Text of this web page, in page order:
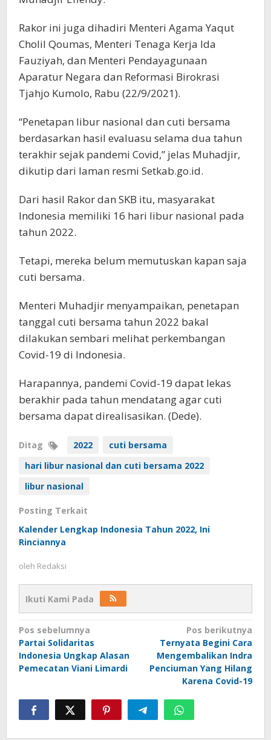
Rakor ini juga dihadiri Menteri Agama Yaqut
Cholil Qoumas, Menteri Tenaga Kerja Ida
Fauziyah, dan Menteri Pendayagunaan
Aparatur Negara dan Reformasi Birokrasi
Tjahjo Kumolo, Rabu (22/9/2021).
“Penetapan libur nasional dan cuti bersama
berdasarkan hasil evaluasu selama dua tahun
terakhir sejak pandemi Covid,” jelas Muhadjir,
dikutip dari laman resmi Setkab.go.id.
Dari hasil Rakor dan SKB itu, masyarakat
Indonesia memiliki 16 hari libur nasional pada
tahun 2022.
Tetapi, mereka belum memutuskan kapan saja
cuti bersama.
Menteri Muhadjir menyampaikan, penetapan
tanggal cuti bersama tahun 2022 bakal
dilakukan sembari melihat perkembangan
Covid-19 di Indonesia.
Harapannya, pandemi Covid-19 dapat lekas
berakhir pada tahun mendatang agar cuti
bersama dapat direalisasikan. (Dede).
Ditag 2022
cuti bersama
hari libur nasional dan cuti bersama 2022
libur nasional
Posting Terkait
Kalender Lengkap Indonesia Tahun 2022, Ini
Rinciannya
oleh Redaksi
Ikuti Kami Pada
Navigasi
pos
Pos sebelumnya
Partai Solidaritas
Indonesia Ungkap Alasan
Pemecatan Viani Limardi
Pos berikutnya
Ternyata Begini Cara
Mengembalikan Indra
Penciuman Yang Hilang
Karena Covid-19